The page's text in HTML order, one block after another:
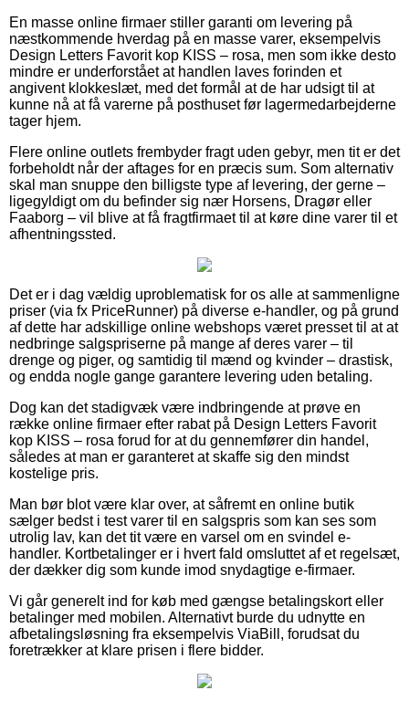
En masse online firmaer stiller garanti om levering på
næstkommende hverdag på en masse varer, eksempelvis
Design Letters Favorit kop KISS – rosa, men som ikke desto
mindre er underforstået at handlen laves forinden et
angivent klokkeslæt, med det formål at de har udsigt til at
kunne nå at få varerne på posthuset før lagermedarbejderne
tager hjem.
Flere online outlets frembyder fragt uden gebyr, men tit er det
forbeholdt når der aftages for en præcis sum. Som alternativ
skal man snuppe den billigste type af levering, der gerne –
ligegyldigt om du befinder sig nær Horsens, Dragør eller
Faaborg – vil blive at få fragtfirmaet til at køre dine varer til et
afhentningssted.
Det er i dag vældig uproblematisk for os alle at sammenligne
priser (via fx PriceRunner) på diverse e-handler, og på grund
af dette har adskillige online webshops været presset til at at
nedbringe salgspriserne på mange af deres varer – til
drenge og piger, og samtidig til mænd og kvinder – drastisk,
og endda nogle gange garantere levering uden betaling.
Dog kan det stadigvæk være indbringende at prøve en
række online firmaer efter rabat på Design Letters Favorit
kop KISS – rosa forud for at du gennemfører din handel,
således at man er garanteret at skaffe sig den mindst
kostelige pris.
Man bør blot være klar over, at såfremt en online butik
sælger bedst i test varer til en salgspris som kan ses som
utrolig lav, kan det tit være en varsel om en svindel e-
handler. Kortbetalinger er i hvert fald omsluttet af et regelsæt,
der dækker dig som kunde imod snydagtige e-firmaer.
Vi går generelt ind for køb med gængse betalingskort eller
betalinger med mobilen. Alternativt burde du udnytte en
afbetalingsløsning fra eksempelvis ViaBill, forudsat du
foretrækker at klare prisen i flere bidder.